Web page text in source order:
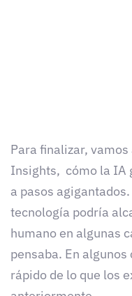
Para finalizar,
Insights, cómo la IA
a pasos
tecnología podría
humano en algunas
pensaba. En
rápido de lo que los